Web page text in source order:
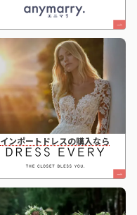
インポートドレスの購入なら